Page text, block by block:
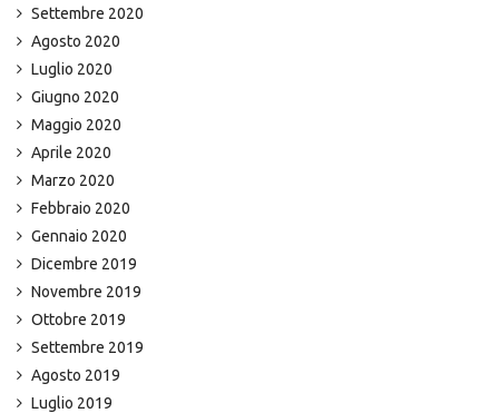
Settembre 2020
Agosto 2020
Luglio 2020
Giugno 2020
Maggio 2020
Aprile 2020
Marzo 2020
Febbraio 2020
Gennaio 2020
Dicembre 2019
Novembre 2019
Ottobre 2019
Settembre 2019
Agosto 2019
Luglio 2019